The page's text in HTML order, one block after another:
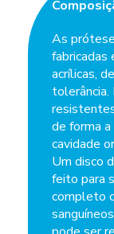
As
fabricadas
acrílicas,
de forma
cavidade
Um disco
feito para
completo